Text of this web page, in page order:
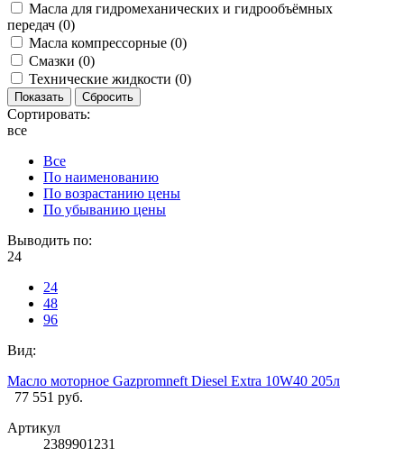
Масла для гидромеханических и гидрообъёмных
передач (0)
Масла компрессорные (0)
Смазки (0)
Технические жидкости (0)
Сортировать:
все
Все
По наименованию
По возрастанию цены
По убыванию цены
Выводить по:
24
24
48
96
Вид:
Масло моторное Gazpromneft Diesel Extra 10W40 205л
77 551 руб.
Артикул
2389901231